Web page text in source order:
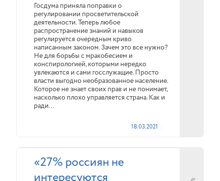
Госдума приняла поправки о
регулировании просветительской
деятельности. Теперь любое
распространение знаний и навыков
регулируется очередным криво
написанным законом. Зачем это все нужно?
Не для борьбы с мракобесием и
конспирологией, которыми нередко
увлекаются и сами госслужащие. Просто
власти выгодно необразованное население.
Которое не знает своих прав и не понимает,
насколько плохо управляется страна. Как и
ради…
18.03.2021
«27% россиян не
интересуются